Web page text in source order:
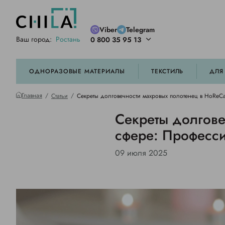
Ваш город: Ростань
Viber
Telegram
0 800 35 95 13
ОДНОРАЗОВЫЕ МАТЕРИАЛЫ ТЕКСТИЛЬ
Главная Статьи Секреты долговечности махровых полотенец в
Секреты
сфере:
09 июля 2025